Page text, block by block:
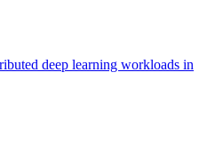
deep learning workloads in